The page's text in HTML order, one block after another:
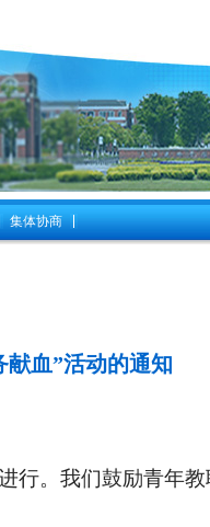
集体协商
献血”活动的通知
行。我们鼓励青年